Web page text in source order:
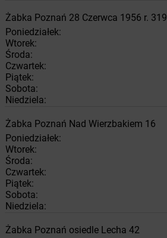
Żabka Poznań 28 Czerwca 1956 r. 319
Poniedziałek:
Wtorek:
Środa:
Czwartek:
Piątek:
Sobota:
Niedziela:
Żabka Poznań Nad Wierzbakiem 16
Poniedziałek:
Wtorek:
Środa:
Czwartek:
Piątek:
Sobota:
Niedziela:
Żabka Poznań osiedle Lecha 42